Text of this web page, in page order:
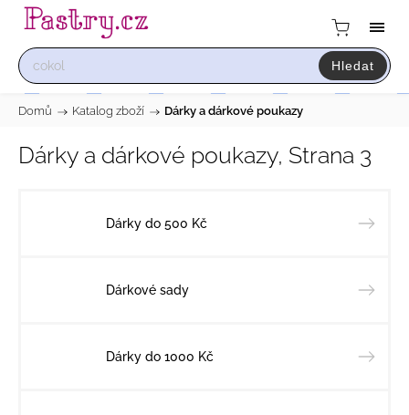
Hledat
Domů / Katalog zboží / Dárky a dárkové poukazy
Dárky a dárkové poukazy, Strana 3
Dárky do 500 Kč
Dárkové sady
Dárky do 1000 Kč